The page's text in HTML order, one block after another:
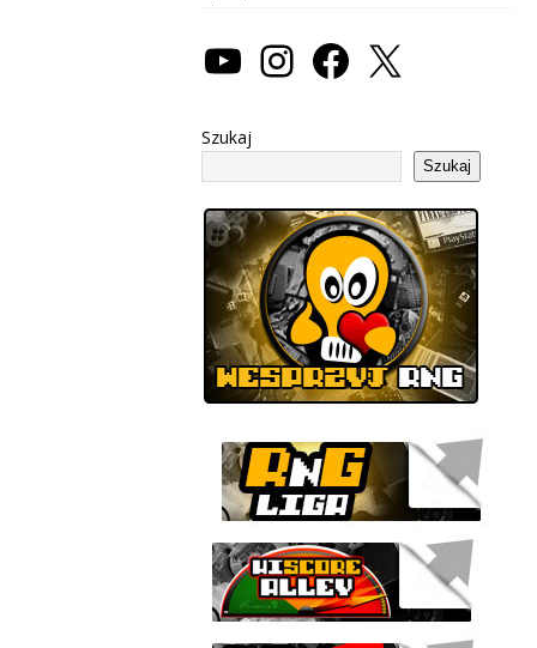
Szukaj
Szukaj